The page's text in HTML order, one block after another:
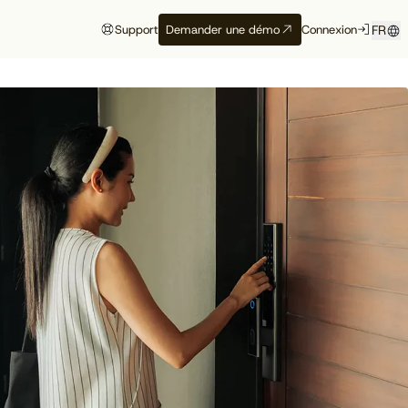
Support Demander une démo Connexion FR
hôtelier
Maison Hubert
Maison Hubert, à
Bordeaux, gagne en
confiance, propulsée
par Cloudbeds et
guidée par CAOBA.
En savoir plus
Événements
Aux premières
loges de ce qui
vient
Découvrez à quelles
conférences, salons et
événements notre équipe
participera
prochainement.
Voir le calendrier